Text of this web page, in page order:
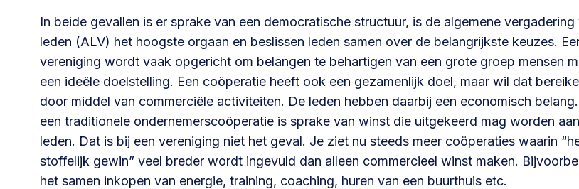
In beide gevallen is er sprake van een democratische structuur, is de algemene vergadering
leden (ALV) het hoogste orgaan en beslissen leden samen over de belangrijkste keuzes.
vereniging wordt vaak opgericht om belangen te behartigen van een grote groep mensen
een ideële doelstelling. Een coöperatie heeft ook een gezamenlijk doel, maar wil dat
door middel van commerciële activiteiten. De leden hebben daarbij een economisch
een traditionele ondernemerscoöperatie is sprake van winst die uitgekeerd mag worden
leden. Dat is bij een vereniging niet het geval. Je ziet nu steeds meer coöperaties waarin
stoffelijk gewin” veel breder wordt ingevuld dan alleen commercieel winst maken.
het samen inkopen van energie, training, coaching, huren van een buurthuis etc.